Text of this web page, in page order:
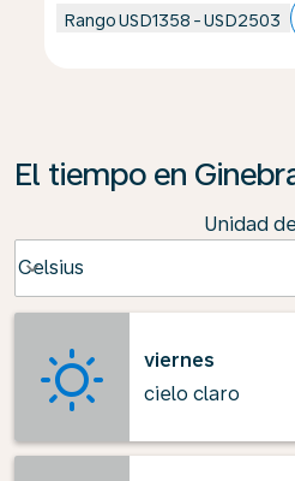
RangoUSD1358 -USD2503
El tiempo en
Unidad
Celsius
keyboard_arrow_down
viernes
cielo claro